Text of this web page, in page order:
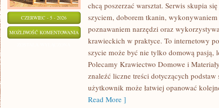
CZERWIEC - 5 - 2026
MOŻLIWOŚĆ KOMENTOWANIA NAPRAWY
PRZERÓBKI
chcą poszerzać warsztat. Serwis skupia
szyciem, doborem tkanin,
poznawaniem narzędzi oraz
krawieckich w praktyce. To internetowy
szycie może być nie tylko domową pasją,
Polecamy Krawiectwo Domowe i
znaleźć liczne treści dotyczących
użytkownik może łatwiej opanować
Read More ]